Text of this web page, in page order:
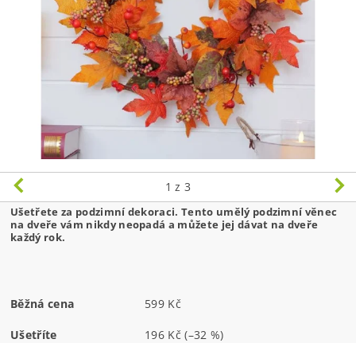
1 z 3
Ušetřete za podzimní dekoraci. Tento umělý podzimní věnec
na dveře vám nikdy neopadá a můžete jej dávat na dveře
každý rok.
Běžná cena 599 Kč
Ušetříte 196 Kč(–32 %)